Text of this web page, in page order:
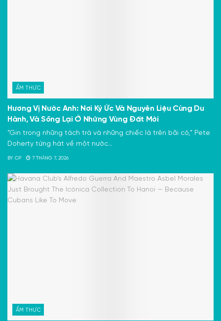
ẨM THỰC
Hương Vị Nước Anh: Nơi Ký Ức Và Nguyên Liệu Cùng Du
Hành, Và Sống Lại Ở Những Vùng Đất Mới
“Gin trong những tách trà và những chiếc lá trên bãi cỏ,” Pete
Doherty từng hát về một nước...
BY CP 7 THÁNG 7, 2026
ẨM THỰC